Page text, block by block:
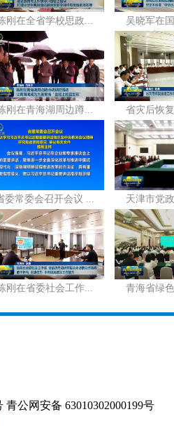
刚在全省学校思政...
刚在青海湖周边蹲...
委常委会召开会议 ...
刚在省委社会工作...
吴晓军在
省灾后恢
天津市党
青海省绿
青公网安备 63010302000199号